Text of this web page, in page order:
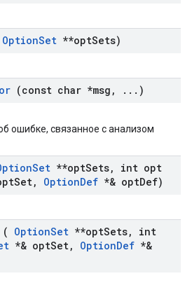
OptionSet **optSets)
(const char *msg , . . . )
ошибке, связанное с анализом
Set **optSets,
int opt
Set, OptionDef *& optDef)
( OptionSet **optSets,
int
*& optSet, OptionDef *&